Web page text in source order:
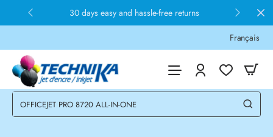
30 days easy and hassle-free returns
Français